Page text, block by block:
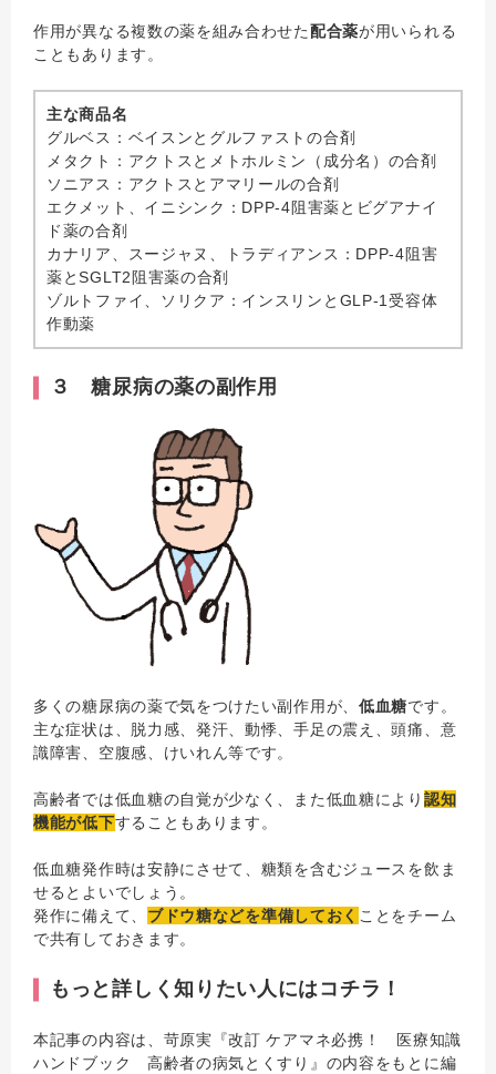
作用が異なる複数の薬を組み合わせた配合薬が用いられる
こともあります。
主な商品名
グルベス：ベイスンとグルファストの合剤
メタクト：アクトスとメトホルミン（成分名）の合剤
ソニアス：アクトスとアマリールの合剤
エクメット、イニシンク：DPP-4阻害薬とビグアナイ
ド薬の合剤
カナリア、スージャヌ、トラディアンス：DPP-4阻害
薬とSGLT2阻害薬の合剤
ゾルトファイ、ソリクア：インスリンとGLP-1受容体
作動薬
３ 糖尿病の薬の副作用
多くの糖尿病の薬で気をつけたい副作用が、 低血糖です。
主な症状は、脱力感、発汗、動悸、手足の震え、頭痛、意
識障害、空腹感、けいれん等です。
高齢者では低血糖の自覚が少なく、また低血糖により 認知
機能が低下することもあります。
低血糖発作時は安静にさせて、糖類を含むジュースを飲ま
せるとよいでしょう。
発作に備えて、 ブドウ糖などを準備しておく ことをチーム
で共有しておきます。
もっと詳しく知りたい人にはコチラ！
本記事の内容は、苛原実『改訂 ケアマネ必携！ 医療知識
ハンドブック 高齢者の病気とくすり』の内容をもとに編